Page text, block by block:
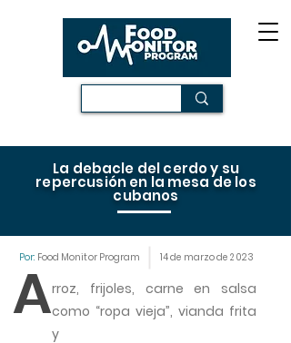
La debacle del cerdo y su
repercusión en la mesa de los
cubanos
Por: Food Monitor Program 14 de marzo de 2023
Arroz, frijoles, carne en salsa
como “ropa vieja”, vianda frita
y